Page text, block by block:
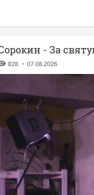
- За
828 07.08.2026